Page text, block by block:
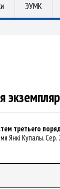
ЭУМК
третьего
Янкі Купалы.